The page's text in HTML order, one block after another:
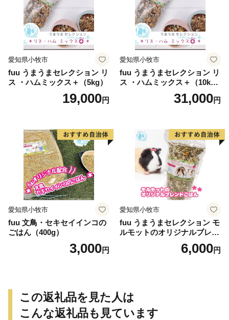
愛知県小牧市
fuu うまうまセレクション リ
ス ・ハムミックス＋（5kg）
19,000円
愛知県小牧市
fuu うまうまセレクション リ
ス ・ハムミックス＋（10k
31,000円
愛知県小牧市
fuu 文鳥・セキセイインコの
ごはん（400g）
3,000円
愛知県小牧市
fuu うまうまセレクション モ
ルモットのオリジナルブレン
6,000円
この返礼品を見た人は
こんな返礼品も見ています